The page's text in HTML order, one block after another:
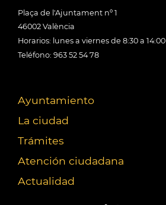
Plaça de l'Ajuntament nº 1
46002 València
Horarios: lunes a viernes de 8:30 a
Teléfono: 963 52 54 78
Ayuntamiento
La ciudad
Trámites
Atención ciudadana
Actualidad